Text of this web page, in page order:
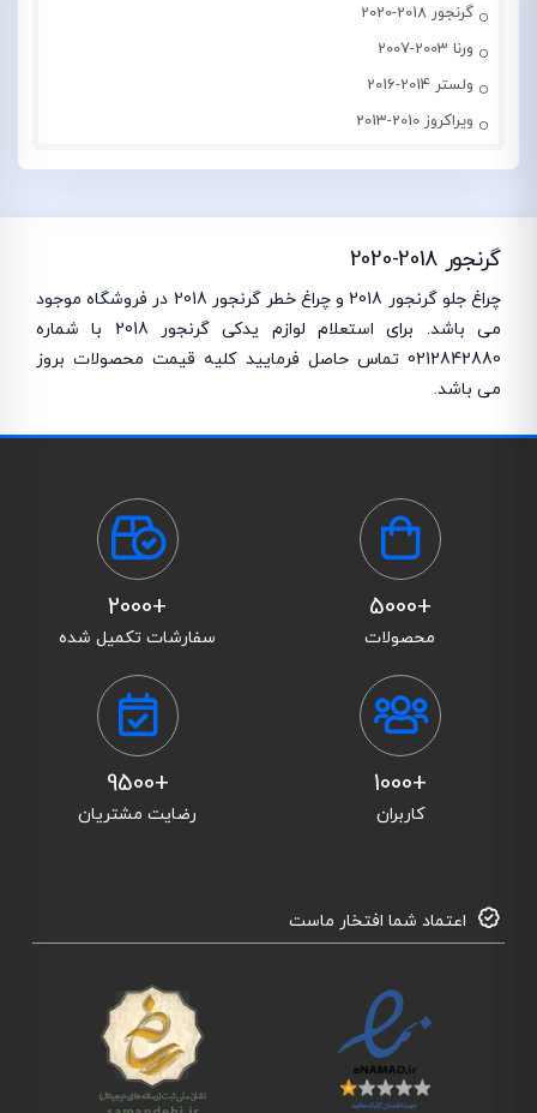
گرنجور 2018-2020
ورنا 2003-2007
ولستر 2014-2016
ویراکروز 2010-2013
گرنجور 2018-2020
چراغ جلو گرنجور 2018 و چراغ خطر گرنجور 2018 در فروشگاه موجود
می باشد. برای استعلام لوازم یدکی گرنجور 2018 با شماره
0212842880 تماس حاصل فرمایید کلیه قیمت محصولات بروز
می باشد.
+5000
محصولات
+2000
سفارشات تکمیل شده
+1000
کاربران
+9500
رضایت مشتریان
اعتماد شما افتخار ماست